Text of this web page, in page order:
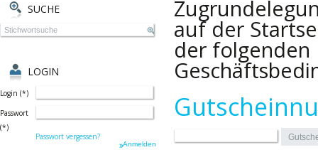
SUCHE
LOGIN
Login (*)
Passwort
(*)
Passwort vergessen?
auf der
der folgenden